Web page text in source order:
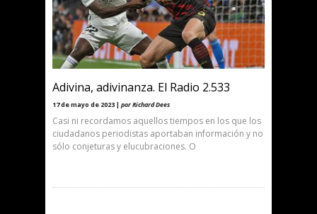
Adivina, adivinanza. El Radio 2.533
17 de mayo de 2023 | por Richard Dees
Casi ni recordamos aquellos tiempos en los que los
ciudadanos periodistas aportaban información y no
sólo conjeturas y elucubraciones. O